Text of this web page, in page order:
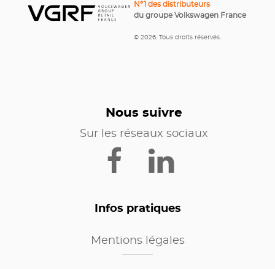
N°1 des distributeurs
du groupe Volkswagen France
© 2026. Tous droits réservés.
Nous suivre
Sur les réseaux sociaux
Infos pratiques
Mentions légales